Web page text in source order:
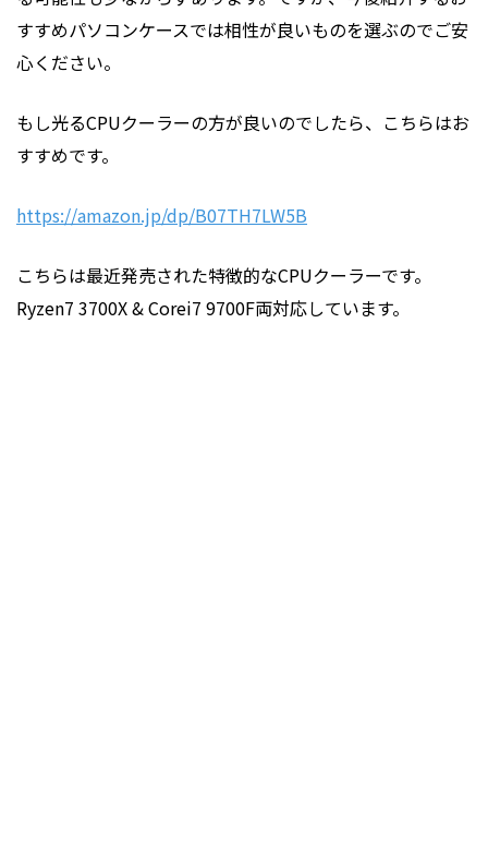
すすめパソコンケースでは相性が良いものを選ぶのでご安
心ください。
もし光るCPUクーラーの方が良いのでしたら、こちらはお
すすめです。
https://amazon.jp/dp/B07TH7LW5B
こちらは最近発売された特徴的なCPUクーラーです。
Ryzen7 3700X & Corei7 9700F両対応しています。